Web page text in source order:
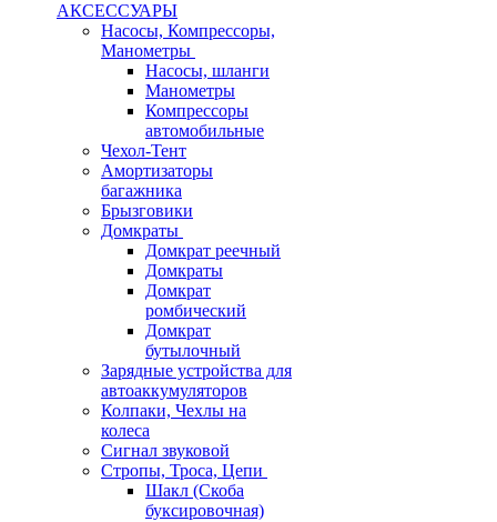
АКСЕССУАРЫ
Насосы, Компрессоры,
Манометры
Насосы, шланги
Манометры
Компрессоры
автомобильные
Чехол-Тент
Амортизаторы
багажника
Брызговики
Домкраты
Домкрат реечный
Домкраты
Домкрат
ромбический
Домкрат
бутылочный
Зарядные устройства для
автоаккумуляторов
Колпаки, Чехлы на
колеса
Сигнал звуковой
Стропы, Троса, Цепи
Шакл (Скоба
буксировочная)